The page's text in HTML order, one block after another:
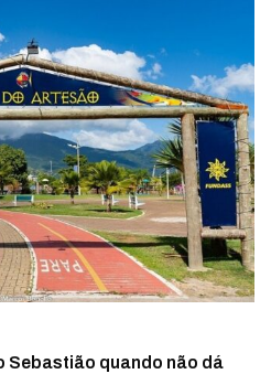
Sebastião quando não dá